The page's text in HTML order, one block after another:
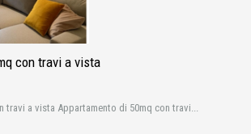
con travi a vista
travi a vista Appartamento di 50mq con travi...